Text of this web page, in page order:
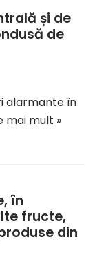
și de
de
alarmante în
mai mult »
în
fructe,
din